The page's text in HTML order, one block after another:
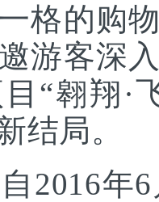
格的购
游客深
“翱翔·
结局。
年6